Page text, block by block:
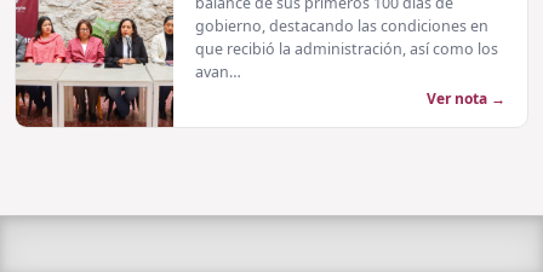
gobierno, destacando las condiciones en
que recibió la administración, así como los
avan…
Ver nota →